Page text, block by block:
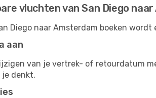
vluchten van San Diego
Diego naar Amsterdam boeken
aan
van je vertrek- of retourdatum
denkt.